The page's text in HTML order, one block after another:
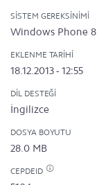
SISTEM GEREKSINIMI
Windows Phone 8
EKLENME TARIHI
18.12.2013 - 12:55
DIL DESTEĞI
İngilizce
DOSYA BOYUTU
28.0 MB
CEPDEID